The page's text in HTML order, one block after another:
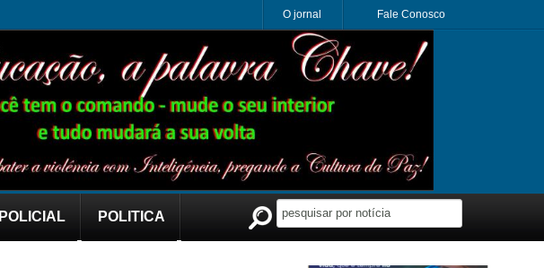
O jornal Fale Conosco
POLICIAL POLITICA